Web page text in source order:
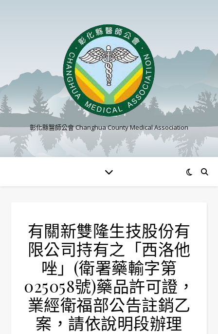
彰化縣醫師公會 Changhua County Medical Association
有關新雙隆生技股份有
限公司持有之「西洛他
唑」(衛署藥輸字第
025058號)藥品許可證，
業經衛福部公告註銷乙
案，請依說明段辦理